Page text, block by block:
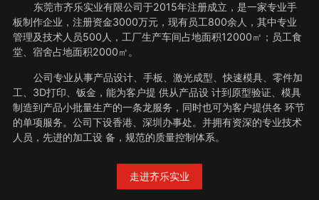
东莞市齐乐实业有限公司于2015年注册成立，是一家专业手
板制作企业，注册资金3000万元，现有员工800余人，其中专业
管理及技术人员500人，工厂生产车间占地面积12000㎡；员工食
堂、宿舍占地面积2000㎡。
公司专业从事产品设计、手板、激光成型、快速模具、零件加
工、3D打印、钣金，能为客户提 供从产品设 计到原型验证、模具
制造到产品小批量生产的一条龙服务，同时也可为客户提供各 环节
的单项服务。公司下设香港、深圳办事处。并拥有资深的专业技术
人员，先进的加工设 备，规范的质量控制体系。
走进齐乐实业